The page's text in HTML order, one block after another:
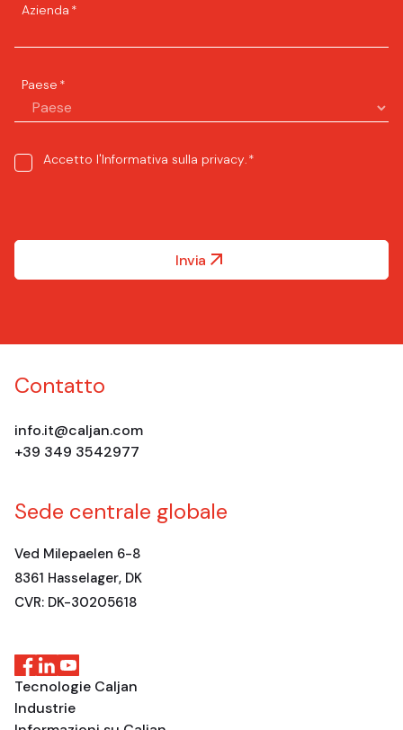
Azienda *
Paese *
Consent*
Accetto l'Informativa sulla privacy.*
Invia
Contatto
info.it@caljan.com
+39 349 3542977
Sede centrale globale
Ved Milepaelen 6-8
8361 Hasselager, DK
CVR: DK-30205618
Tecnologie Caljan
Industrie